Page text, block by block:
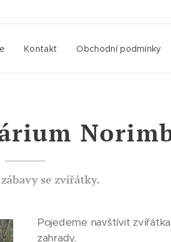
Kontakt Obchodní podmínky
se zvířátky.
Pojedeme navštívit
zahrady.